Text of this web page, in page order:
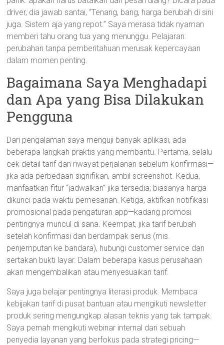
driver, dia jawab santai, “Tenang, bang, harga berubah di sini
juga. Sistem aja yang repot.” Saya merasa tidak nyaman
memberi tahu orang tua yang menunggu. Pelajaran:
perubahan tanpa pemberitahuan merusak kepercayaan
dalam momen penting.
Bagaimana Saya Menghadapi
dan Apa yang Bisa Dilakukan
Pengguna
Dari pengalaman saya menguji banyak aplikasi, ada
beberapa langkah praktis yang membantu. Pertama, selalu
cek detail tarif dan riwayat perjalanan sebelum konfirmasi—
jika ada perbedaan signifikan, ambil screenshot. Kedua,
manfaatkan fitur “jadwalkan” jika tersedia; biasanya harga
dikunci pada waktu pemesanan. Ketiga, aktifkan notifikasi
promosional pada pengaturan app—kadang promosi
pentingnya muncul di sana. Keempat, jika tarif berubah
setelah konfirmasi dan berdampak serius (mis.
penjemputan ke bandara), hubungi customer service dan
sertakan bukti layar. Dalam beberapa kasus perusahaan
akan mengembalikan atau menyesuaikan tarif.
Saya juga belajar pentingnya literasi produk. Membaca
kebijakan tarif di pusat bantuan atau mengikuti newsletter
produk sering mengungkap alasan teknis yang tak tampak.
Saya pernah mengikuti webinar internal dari sebuah
penyedia layanan yang berfokus pada strategi pricing—